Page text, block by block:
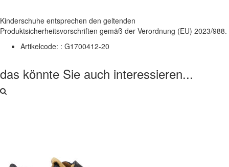
Kinderschuhe entsprechen den geltenden
Produktsicherheitsvorschriften gemäß der Verordnung (EU) 2023/988.
Artikelcode: : G1700412-20
das könnte Sie auch interessieren...